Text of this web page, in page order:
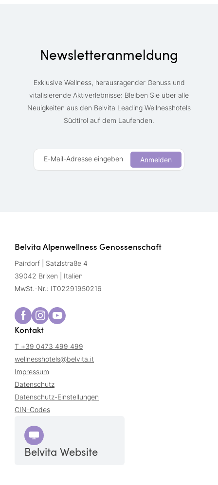
Newsletteranmeldung
Exklusive Wellness, herausragender Genuss und
vitalisierende Aktiverlebnisse: Bleiben Sie über alle
Neuigkeiten aus den Belvita Leading Wellnesshotels
Südtirol auf dem Laufenden.
E-Mail-Adresse eingeben Anmelden
Belvita Alpenwellness Genossenschaft
Pairdorf | Satzlstraße 4
39042 Brixen | Italien
MwSt.-Nr.: IT02291950216
Kontakt
T +39 0473 499 499
wellnesshotels@belvita.it
Impressum
Datenschutz
Datenschutz-Einstellungen
CIN-Codes
Belvita Website